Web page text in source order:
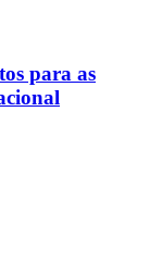
para as